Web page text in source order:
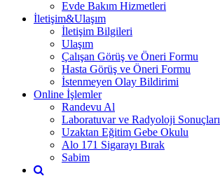
Evde Bakım Hizmetleri
İletişim&Ulaşım
İletişim Bilgileri
Ulaşım
Çalışan Görüş ve Öneri Formu
Hasta Görüş ve Öneri Formu
İstenmeyen Olay Bildirimi
Online İşlemler
Randevu Al
Laboratuvar ve Radyoloji Sonuçları
Uzaktan Eğitim Gebe Okulu
Alo 171 Sigarayı Bırak
Sabim